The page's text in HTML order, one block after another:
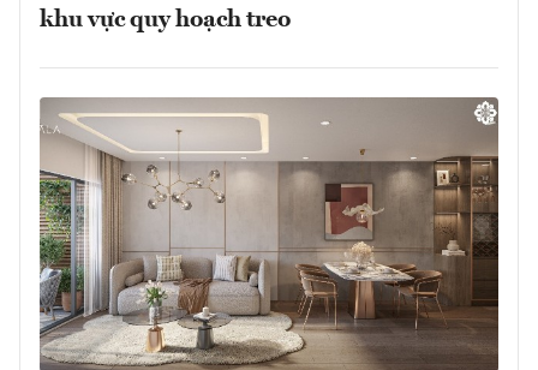
khu vực quy hoạch treo